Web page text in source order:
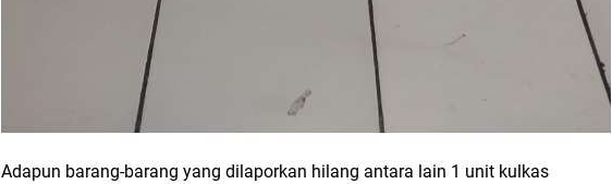
Adapun barang-barang yang dilaporkan hilang antara lain 1 unit kulkas